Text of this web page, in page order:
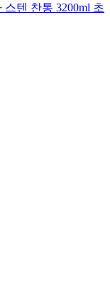
텐 찬통 3200ml 초